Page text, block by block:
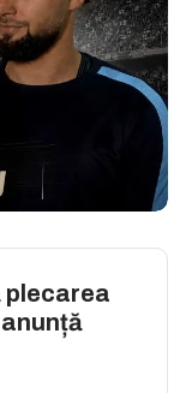
plecarea